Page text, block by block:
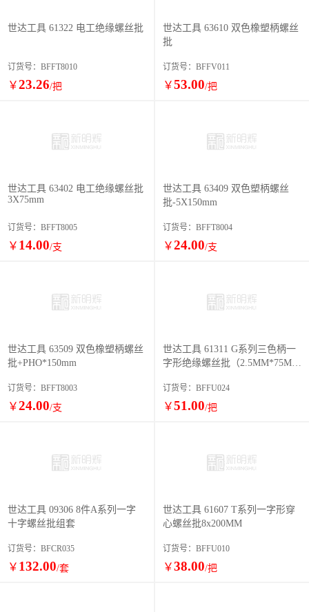
世达工具 61322 电工绝缘螺丝批
订货号：BFFT8010
￥23.26/把
世达工具 63610 双色橡塑柄螺丝
批
订货号：BFFV011
￥53.00/把
世达工具 63402 电工绝缘螺丝批
3X75mm
订货号：BFFT8005
￥ 14.00/支
世达工具 63409 双色塑柄螺丝
批-5X150mm
订货号：BFFT8004
￥24.00/支
世达工具 63509 双色橡塑柄螺丝
批+PHO*150mm
订货号：BFFT8003
￥24.00/支
世达工具 61311 G系列三色柄一
字形绝缘螺丝批（2.5MM*75M
订货号：BFFU024
￥51.00/把
世达工具 09306 8件A系列一字
十字螺丝批组套
订货号：BFCR035
￥ 132.00/套
世达工具 61607 T系列一字形穿
心螺丝批8x200MM
订货号：BFFU010
￥38.00/把